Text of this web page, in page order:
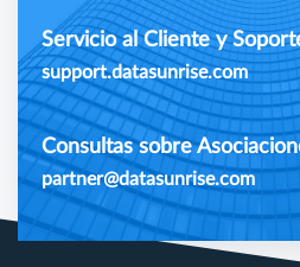
Servicio al Cliente y
support.datasunrise.com
Consultas sobre
partner@datasunrise.com